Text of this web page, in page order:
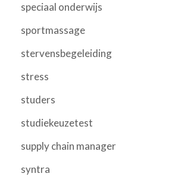
speciaal onderwijs
sportmassage
stervensbegeleiding
stress
studers
studiekeuzetest
supply chain manager
syntra